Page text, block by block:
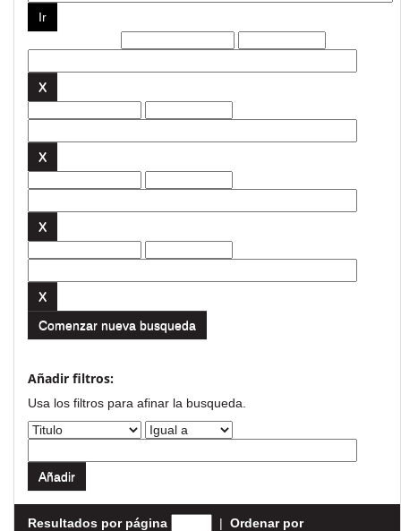
Comenzar nueva busqueda
Añadir filtros:
Usa los filtros para afinar la busqueda.
Resultados por página | Ordenar por